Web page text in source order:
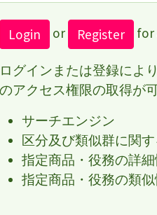
Login or Register for
ログインまたは登録によ
のアクセス権限の取得が可
サーチエンジン
区分及び類似群に関
指定商品・役務の詳
指定商品・役務の類